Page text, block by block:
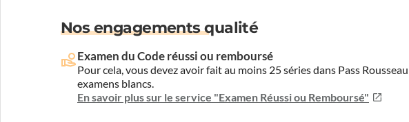
Nos engagements qualité
Examen du Code réussi ou remboursé
Pour cela, vous devez avoir fait au moins 25 séries dans Pass
examens blancs.
En savoir plus sur le service "Examen Réussi ou Remboursé"